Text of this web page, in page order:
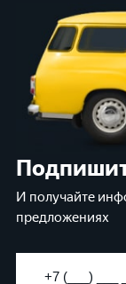
И получайте
предложениях